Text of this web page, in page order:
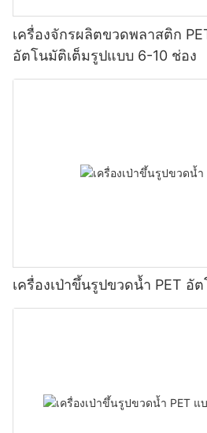
เครื่องจักรผลิตขวดพลาสติก
อัตโนมัติเต็มรูปแบบ 6-10 ช่อง
เครื่องเป่าขึ้นรูปขวดน้ำ PET อั